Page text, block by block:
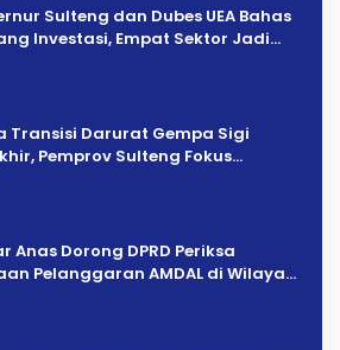
Sulteng dan Dubes UEA Bahas
Investasi, Empat Sektor Jadi
Transisi Darurat Gempa Sigi
Pemprov Sulteng Fokus
Anas Dorong DPRD Periksa
Pelanggaran AMDAL di Wilayah